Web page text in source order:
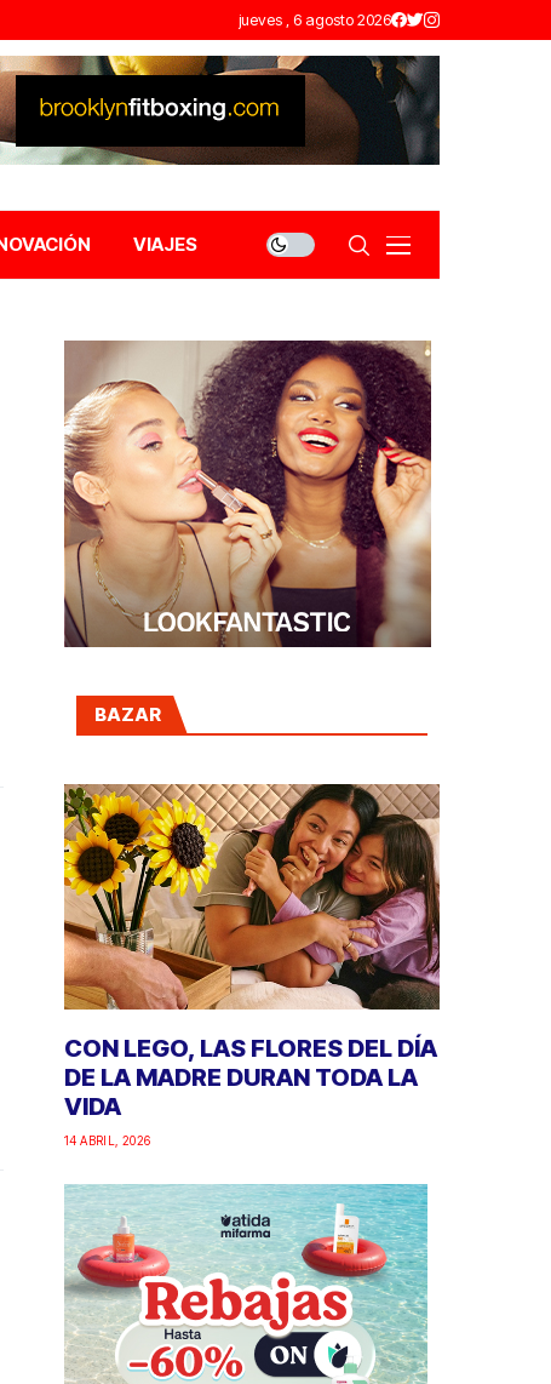
jueves , 6 agosto 2026
VIAJES
BAZAR
CON LEGO, LAS FLORES DEL DÍA
DE LA MADRE DURAN TODA LA
VIDA
14 ABRIL, 2026